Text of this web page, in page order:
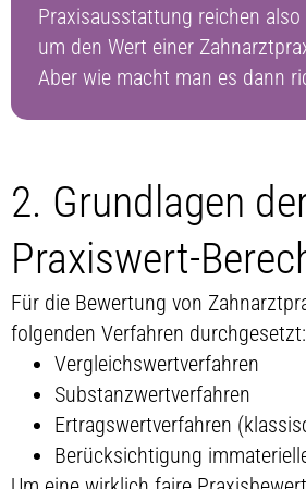
Praxisausstattung reichen
um den Wert einer
Aber wie macht man es dann
2. Grundlagen
Praxiswert-
Für die Bewertung von
folgenden Verfahren durchgesetzt:
Vergleichswertverfahren
Substanzwertverfahren
Ertragswertverfahren
Berücksichtigung